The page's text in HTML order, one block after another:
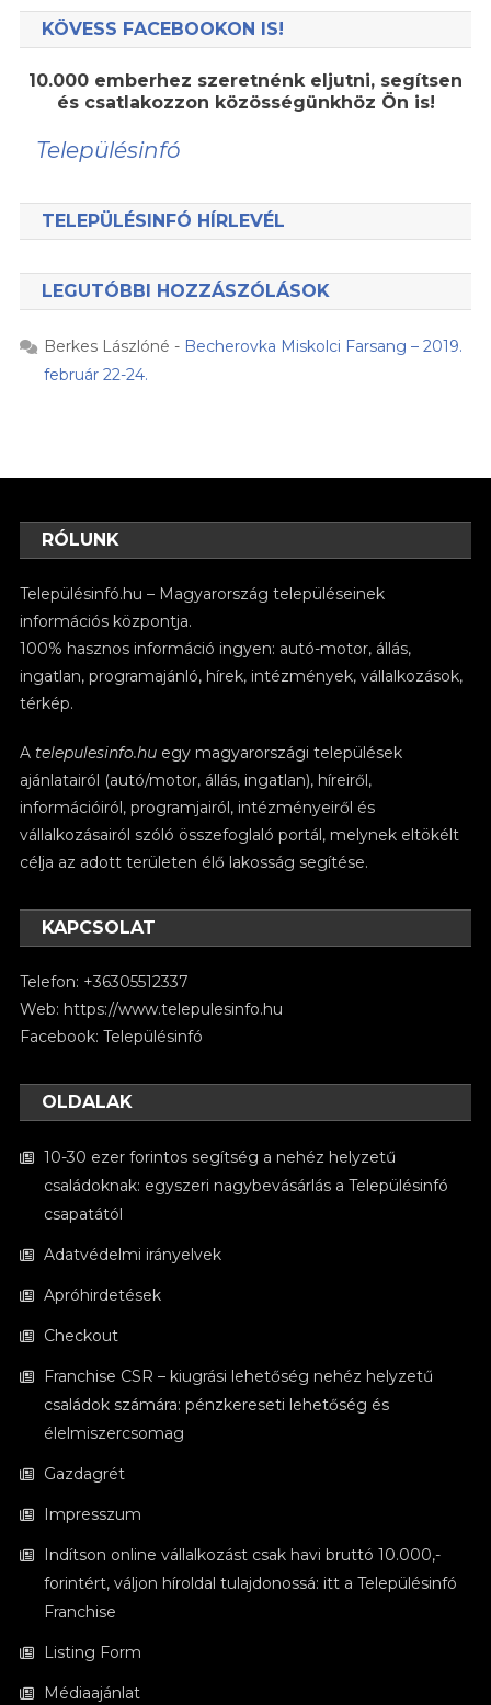
KÖVESS FACEBOOKON IS!
10.000 emberhez szeretnénk eljutni, segítsen
és csatlakozzon közösségünkhöz Ön is!
Településinfó
TELEPÜLÉSINFÓ HÍRLEVÉL
LEGUTÓBBI HOZZÁSZÓLÁSOK
Berkes Lászlóné - Becherovka Miskolci Farsang – 2019.
február 22-24.
RÓLUNK
Településinfó.hu – Magyarország településeinek
információs központja.
100% hasznos információ ingyen: autó-motor, állás,
ingatlan, programajánló, hírek, intézmények, vállalkozások,
térkép.
A telepulesinfo.hu egy magyarországi települések
ajánlatairól (autó/motor, állás, ingatlan), híreiről,
információiról, programjairól, intézményeiről és
vállalkozásairól szóló összefoglaló portál, melynek eltökélt
célja az adott területen élő lakosság segítése.
KAPCSOLAT
Telefon: +36305512337
Web: https://www.telepulesinfo.hu
Facebook:Településinfó
OLDALAK
10-30 ezer forintos segítség a nehéz helyzetű
családoknak: egyszeri nagybevásárlás a Településinfó
csapatától
Adatvédelmi irányelvek
Apróhirdetések
Checkout
Franchise CSR – kiugrási lehetőség nehéz helyzetű
családok számára: pénzkereseti lehetőség és
élelmiszercsomag
Gazdagrét
Impresszum
Indítson online vállalkozást csak havi bruttó 10.000,-
forintért, váljon híroldal tulajdonossá: itt a Településinfó
Franchise
Listing Form
Médiaajánlat